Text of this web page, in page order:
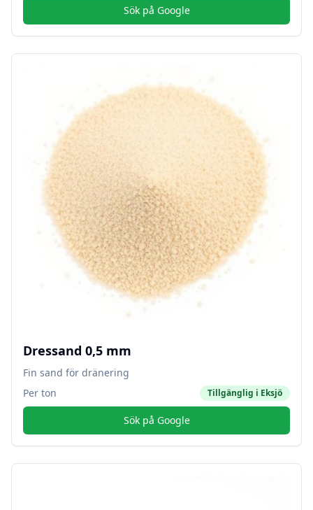
Sök på Google
Dressand 0,5 mm
Fin sand för dränering
Per ton
Tillgänglig i Eksjö
Sök på Google